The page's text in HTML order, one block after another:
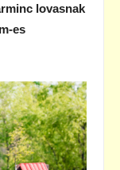
lovasnak
es